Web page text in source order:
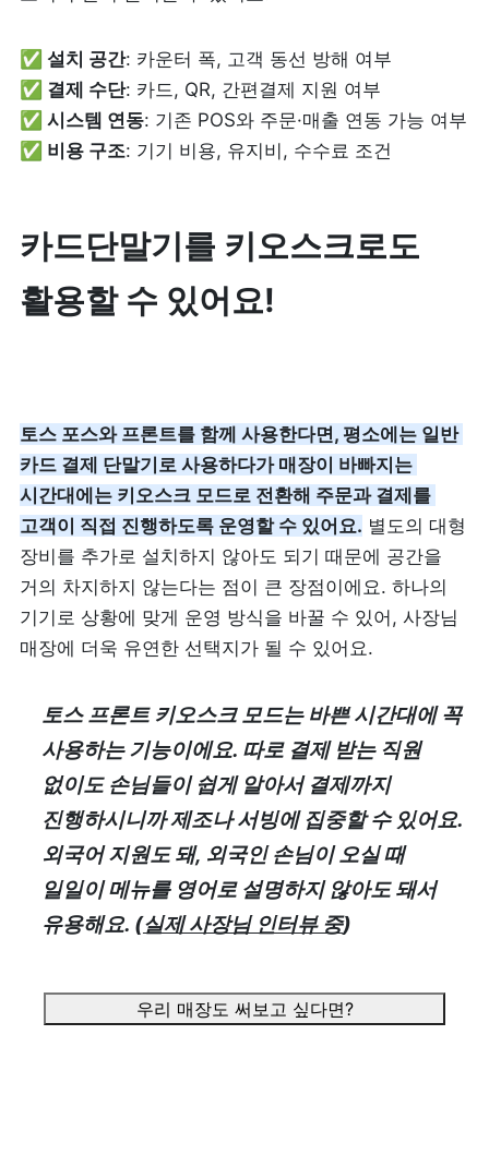
✅ 설치 공간
✅ 결제 수단
✅ 시스템 연동
✅ 비용 구조: 기기 비용, 유지비, 수수료 조건
카드단말기를 키오스크로도
활용할 수 있어요!
토스 포스와 프론트를 함께 사용한다면, 평소에는 일반
카드 결제 단말기로 사용하다가 매장이 바빠지는
시간대에는 키오스크 모드로 전환해 주문과 결제를
고객이 직접 진행하도록 운영할 수 있어요. 별도의 대형
장비를 추가로 설치하지 않아도 되기 때문에 공간을
거의 차지하지 않는다는 점이 큰 장점이에요. 하나의
기기로 상황에 맞게 운영 방식을 바꿀 수 있어, 사장님
매장에 더욱 유연한 선택지가 될 수 있어요.
토스 프론트 키오스크 모드는 바쁜 시간대에 꼭
사용하는 기능이에요. 따로 결제 받는 직원
없이도 손님들이 쉽게 알아서 결제까지
진행하시니까 제조나 서빙에 집중할 수 있어요.
외국어 지원도 돼, 외국인 손님이 오실 때
일일이 메뉴를 영어로 설명하지 않아도 돼서
유용해요. (실제 사장님 인터뷰 중)
우리 매장도 써보고 싶다면?